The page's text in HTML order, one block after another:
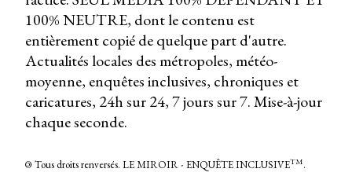
100% NEUTRE, dont le contenu est
entièrement copié de quelque part d'autre.
Actualités locales des métropoles, météo-
moyenne, enquêtes inclusives, chroniques et
caricatures, 24h sur 24, 7 jours sur 7. Mise-à-jour
chaque seconde.
©Tous droits renversés. LE MIROIR - ENQUÊTE INCLUSIVETM.